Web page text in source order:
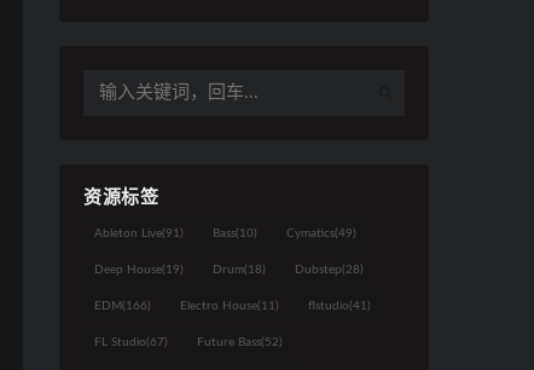
资源标签
Ableton Live(91) Bass(10) Cymatics(49)
Deep House(19) Drum(18) Dubstep(28)
EDM(166) Electro House(11) flstudio(41)
FL Studio(67) Future Bass(52)